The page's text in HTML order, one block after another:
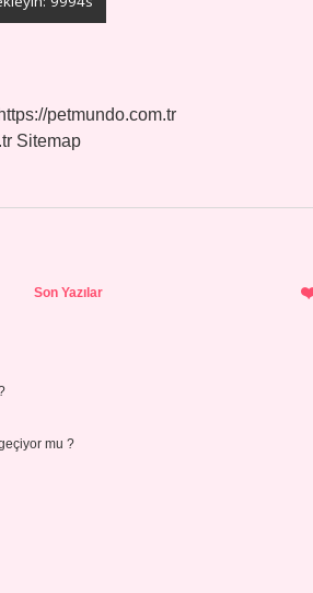
https://petmundo.com.tr
Sitemap
Son Yazılar
mu ?